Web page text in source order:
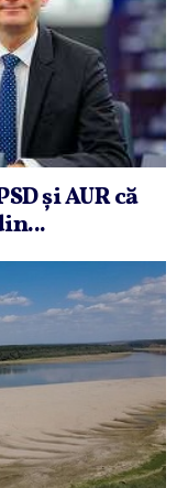
şi AUR că